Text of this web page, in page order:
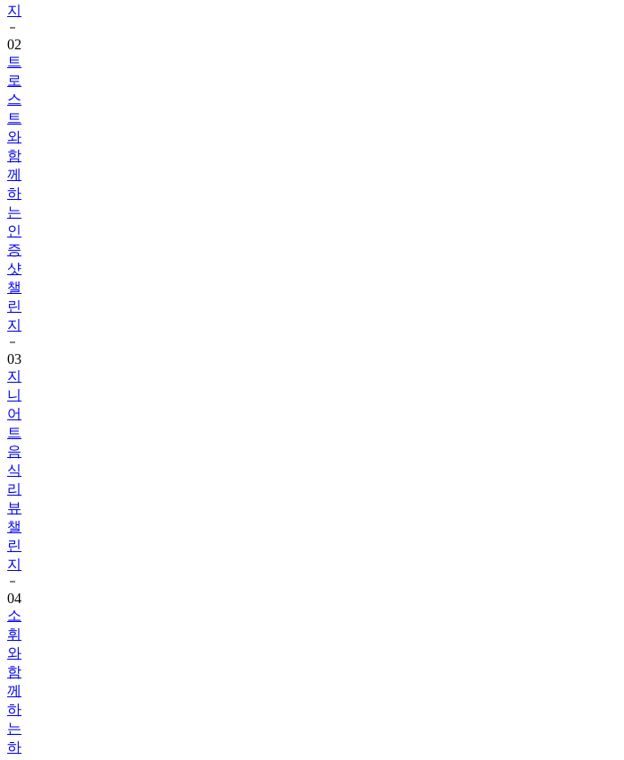
02
트
로
스
트
와
함
께
하
는
인
증
샷
챌
린
지
03
지
니
어
트
음
식
리
뷰
챌
린
지
04
소
휘
와
함
께
하
는
하
루
6